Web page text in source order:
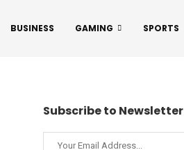
BUSINESS GAMING SPORTS
Subscribe to Newsletter